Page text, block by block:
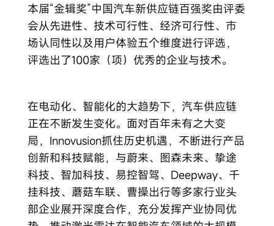
本届“金辑奖”中国汽车新供应链百强奖由评委
会从先进性、技术可行性、经济可行性、市
场认同性以及用户体验五个维度进行评选，
评选出了100家（项）优秀的企业与技术。
在电动化、智能化的大趋势下，汽车供应链
正在不断发生变化。面对百年未有之大变
局，Innovusion抓住历史机遇，不断进行产品
创新和科技赋能，与蔚来、图森未来、挚途
科技、智加科技、易控智驾、Deepway、千
挂科技、蘑菇车联、曹操出行等多家行业头
部企业展开深度合作，充分发挥产业协同优